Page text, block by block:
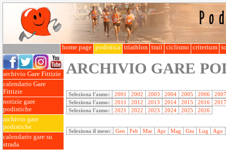
home page podistica triathlon trail ciclismo criterium
archivio Gare Fittizie
calendario Gare
Fittizie
notizie gare
podistiche
archivio gare
podistiche
calendario gare su
strada
ARCHIVIO GARE
Seleziona l'anno: 2001 2002 2003 2004 2005 2006
2007
Seleziona l'anno:
2011 2012 2013 2014 2015 2016
2017
Seleziona l'anno:
2021 2022 2023 2024 2025 2026
Seleziona il mese: Gen Feb Mar Apr Mag Giu Lug Ago